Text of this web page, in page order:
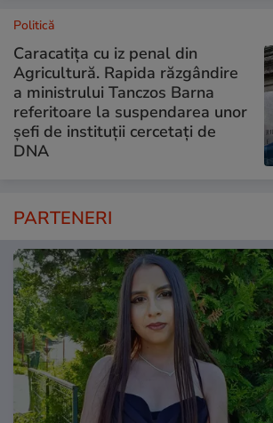
Politică
Caracatița cu iz penal din
Agricultură. Rapida răzgândire
a ministrului Tanczos Barna
referitoare la suspendarea unor
șefi de instituții cercetați de
DNA
PARTENERI